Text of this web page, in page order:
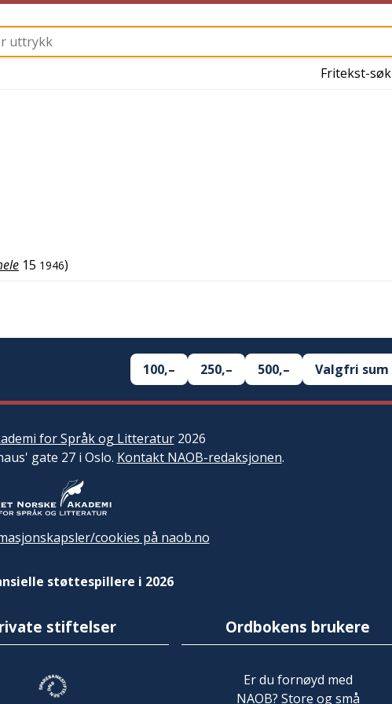
Fritekst-søk
15 1946)
100,– 250,– 500,– Valgfri sum
for Språk og Litteratur2026
gate 27 i Oslo. Kontakt NAOB-redaksjonen.
cookies på naob.no
støttespillere i 2026
stiftelser Ordbokens brukere
Er du fornøyd med
NAOB? Store og små